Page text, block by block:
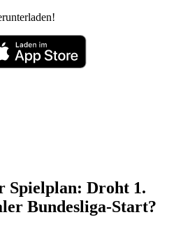
Spielplan: Droht 1.
Bundesliga-Start?